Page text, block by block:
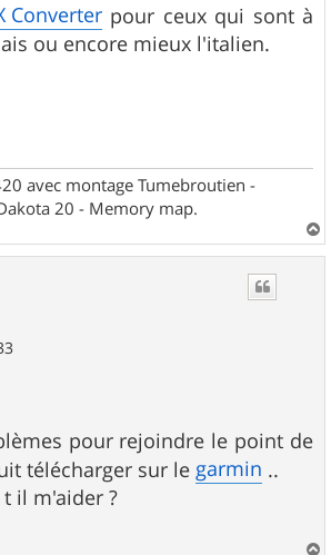
Converterpour ceux qui sont à
ou encore mieux l'italien.
avec montage Tumebroutien -
20 - Memory map.
a
pour rejoindre le point de
télécharger sur le garmin ..
il m'aider ?